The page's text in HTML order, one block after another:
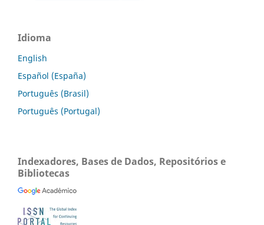
Idioma
English
Español (España)
Português (Brasil)
Português (Portugal)
Indexadores, Bases de Dados, Repositórios e
Bibliotecas